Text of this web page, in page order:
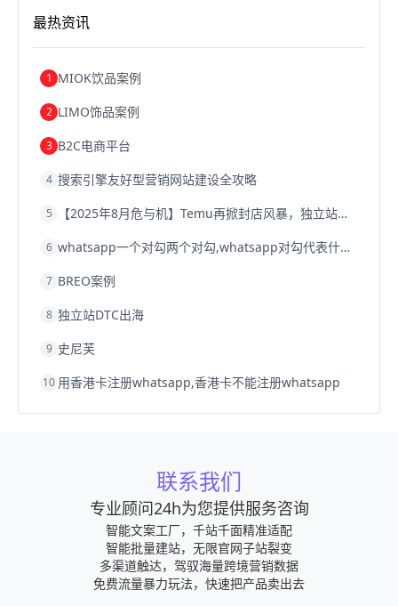
跨境电商关税
跨境电商建站
浙江跨境电商宁波跨境电商跨境电商的模式
跨境电商优势跨境电商的优势
最热资讯
1 MIOK饮品案例
2 LIMO饰品案例
3 B2C电商平台
4 搜索引擎友好型营销网站建设全攻略
5 【2025年8月危与机】Temu再掀封店风暴，独立站才是跨境卖家的避险通道
6 whatsapp一个对勾两个对勾,whatsapp对勾代表什么意思
7 BREO案例
8 独立站DTC出海
9 史尼芙
10 用香港卡注册whatsapp,香港卡不能注册whatsapp
联系我们
专业顾问24h为您提供服务咨询
智能文案工厂，千站千面精准适配
智能批量建站，无限官网子站裂变
多渠道触达，驾驭海量跨境营销数据
免费流量暴力玩法，快速把产品卖出去